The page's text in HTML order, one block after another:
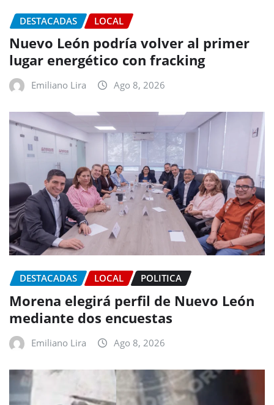
DESTACADAS LOCAL
Nuevo León podría volver al primer
lugar energético con fracking
Emiliano Lira Ago 8, 2026
DESTACADAS LOCAL POLITICA
Morena elegirá perfil de Nuevo León
mediante dos encuestas
Emiliano Lira Ago 8, 2026